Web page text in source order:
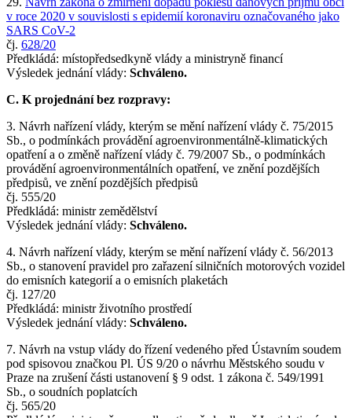
v roce 2020 v souvislosti s epidemií koronaviru označovaného jako
SARS CoV-2
čj. 628/20
Předkládá: místopředsedkyně vlády a ministryně financí
Výsledek jednání vlády: Schváleno.
C. K projednání bez rozpravy:
3. Návrh nařízení vlády, kterým se mění nařízení vlády č. 75/2015
Sb., o podmínkách provádění agroenvironmentálně-klimatických
opatření a o změně nařízení vlády č. 79/2007 Sb., o podmínkách
provádění agroenvironmentálních opatření, ve znění pozdějších
předpisů, ve znění pozdějších předpisů
čj. 555/20
Předkládá: ministr zemědělství
Výsledek jednání vlády: Schváleno.
4. Návrh nařízení vlády, kterým se mění nařízení vlády č. 56/2013
Sb., o stanovení pravidel pro zařazení silničních motorových vozidel
do emisních kategorií a o emisních plaketách
čj. 127/20
Předkládá: ministr životního prostředí
Výsledek jednání vlády: Schváleno.
7. Návrh na vstup vlády do řízení vedeného před Ústavním soudem
pod spisovou značkou Pl. ÚS 9/20 o návrhu Městského soudu v
Praze na zrušení části ustanovení § 9 odst. 1 zákona č. 549/1991
Sb., o soudních poplatcích
čj. 565/20